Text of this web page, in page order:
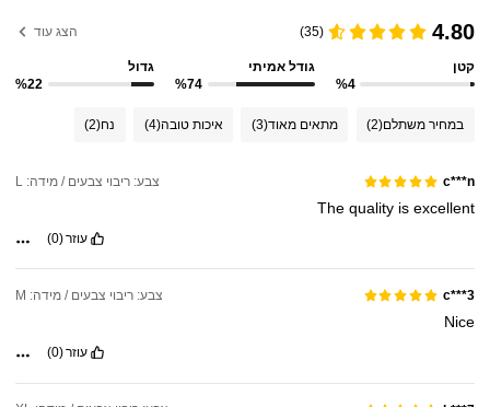
4.80
(35) הצג עוד
קטן
%4
גודל אמיתי
%74
גדול
%22
במחיר משתלם(2) מתאים מאוד(3) איכות טובה(4) נח(2)
c***n צבע: ריבוי צבעים / מידה: L
The quality is excellent
עוזר(0)
c***3 צבע: ריבוי צבעים / מידה: M
Nice
עוזר(0)